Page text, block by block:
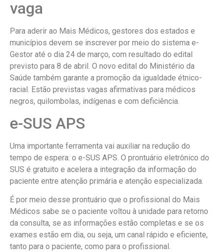
vaga
Para aderir ao Mais Médicos, gestores dos estados e
municípios devem se inscrever por meio do sistema e-
Gestor até o dia 24 de março, com resultado do edital
previsto para 8 de abril. O novo edital do Ministério da
Saúde também garante a promoção da igualdade étnico-
racial. Estão previstas vagas afirmativas para médicos
negros, quilombolas, indígenas e com deficiência.
e-SUS APS
Uma importante ferramenta vai auxiliar na redução do
tempo de espera: o e-SUS APS. O prontuário eletrônico do
SUS é gratuito e acelera a integração da informação do
paciente entre atenção primária e atenção especializada.
É por meio desse prontuário que o profissional do Mais
Médicos sabe se o paciente voltou à unidade para retorno
da consulta, se as informações estão completas e se os
exames estão em dia, ou seja, um canal rápido e eficiente,
tanto para o paciente, como para o profissional.